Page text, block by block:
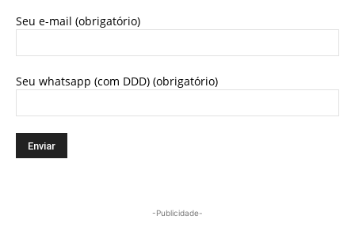
Seu e-mail (obrigatório)
Seu whatsapp (com DDD) (obrigatório)
-Publicidade-